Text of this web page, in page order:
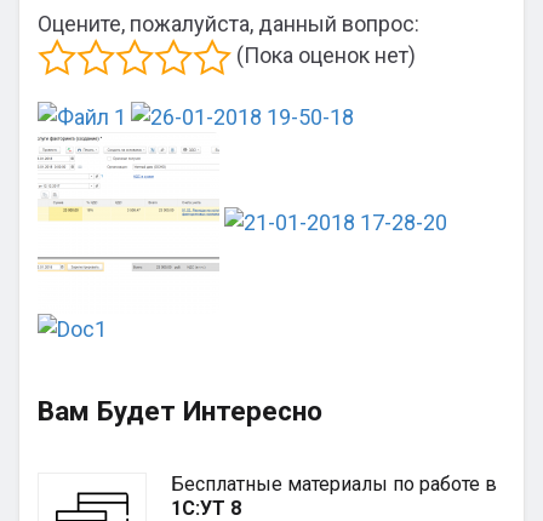
Оцените, пожалуйста, данный вопрос:
(Пока оценок нет)
Вам Будет Интересно
Бесплатные материалы по работе в
1С:УТ 8